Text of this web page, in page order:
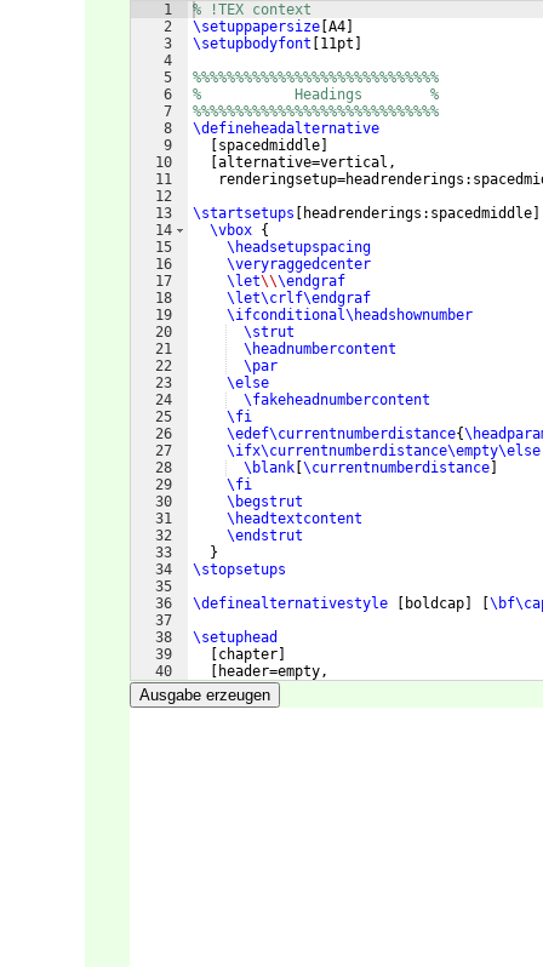
1
2
3
4
5
6
7
8
9
10
11
12
13
14
15
16
17
18
19
20
21
22
23
24
25
26
27
28
29
30
31
32
33
34
35
36
37
38
39
40
41
% !TEX context
\setuppapersize A4
\setupbodyfont
11pt
%%%%%%%%%%%%%%%%%%%%%%%%%%%%%
%           Headings        %
%%%%%%%%%%%%%%%%%%%%%%%%%%%%%
\defineheadalternative
spacedmiddle
alternative=vertical,
\startsetups
headrenderings:spacedmiddle
\vbox {
\headsetupspacing
\veryraggedcenter
\let\\\endgraf
\let\crlf\endgraf
\ifconditional\headshownumber
\strut
\headnumbercontent
\par
\else
\fakeheadnumbercontent
\fi
\edef\currentnumberdistance{
\ifx\currentnumberdistance\empty\else
\blank \currentnumberdistance
\fi
\begstrut
\headtextcontent
\endstrut
}
\stopsetups
\definealternativestyle
boldcap
\setuphead
chapter
header=empty,
   alternative=spacedmiddle,
Ausgabe erzeugen